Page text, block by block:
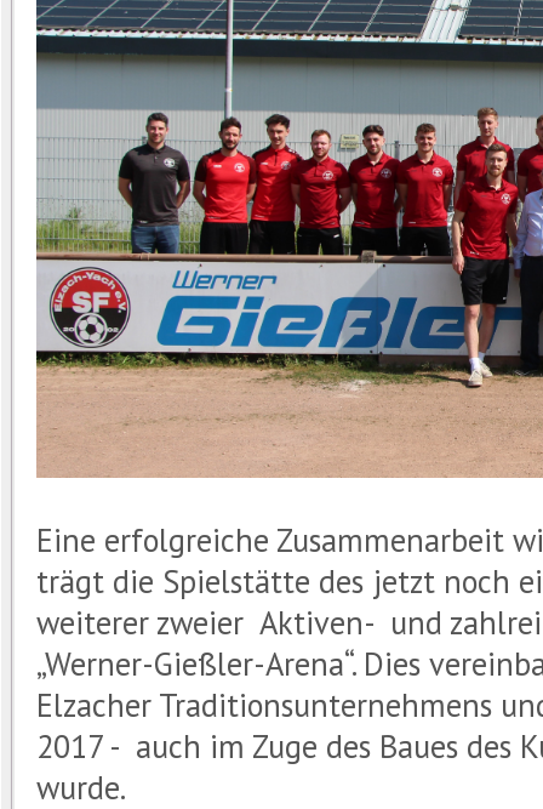
Eine erfolgreiche Zusammenarbeit
trägt die Spielstätte des jetzt noch
weiterer zweier Aktiven- und
„Werner-Gießler-Arena“. Dies
Elzacher Traditionsunternehmens
2017 - auch im Zuge des Baues des
wurde.